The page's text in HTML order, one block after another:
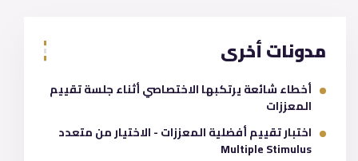
مدونات أخرى
أخطاء شائعة يرتكبها الاختصاصي أثناء جلسة تقييم
المعززات
اختبار تقييم أفضلية المعززات - الاختيار من متعدد
Multiple Stimulus